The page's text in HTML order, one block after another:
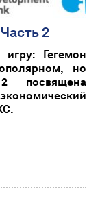
2
Гегемон
но
посвящена